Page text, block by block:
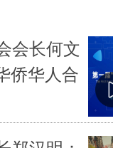
会长何文
侨华人合